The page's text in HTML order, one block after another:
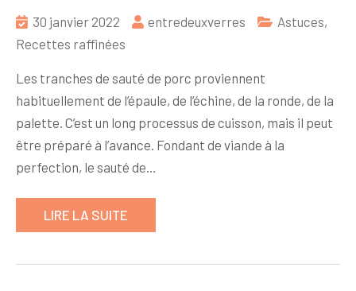
30 janvier 2022 entredeuxverres Astuces,
Recettes raffinées
Les tranches de sauté de porc proviennent
habituellement de l’épaule, de l’échine, de la ronde, de la
palette. C’est un long processus de cuisson, mais il peut
être préparé à l’avance. Fondant de viande à la
perfection, le sauté de…
LIRE LA SUITE